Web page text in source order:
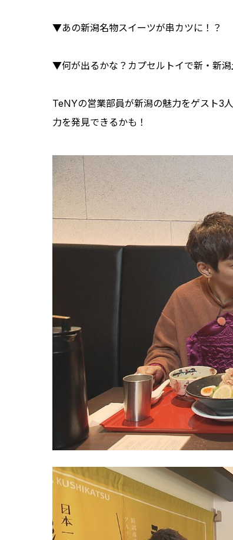
▼あの新潟名物スイーツが串カツに！？
▼何が出るかな？カプセルトイで新・新潟
TeNYの営業部員が新潟の魅力をゲスト3
力を発見できるかも！